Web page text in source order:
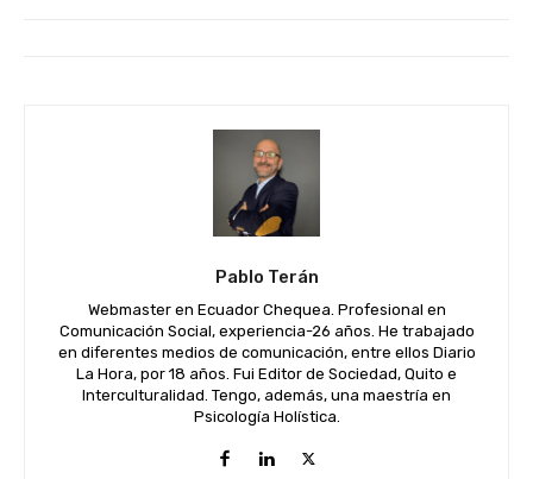
Pablo Terán
Webmaster en Ecuador Chequea. Profesional en
Comunicación Social, experiencia-26 años. He trabajado
en diferentes medios de comunicación, entre ellos Diario
La Hora, por 18 años. Fui Editor de Sociedad, Quito e
Interculturalidad. Tengo, además, una maestría en
Psicología Holística.